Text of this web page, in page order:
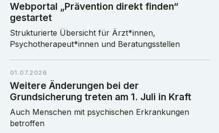
Webportal „Prävention direkt finden“
gestartet
Strukturierte Übersicht für Ärzt*innen,
Psychotherapeut*innen und Beratungsstellen
01.07.2026
Weitere Änderungen bei der
Grundsicherung treten am 1. Juli in Kraft
Auch Menschen mit psychischen Erkrankungen
betroffen